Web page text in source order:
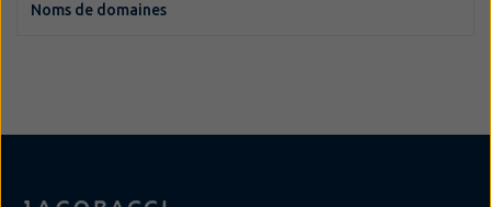
Noms de domaines